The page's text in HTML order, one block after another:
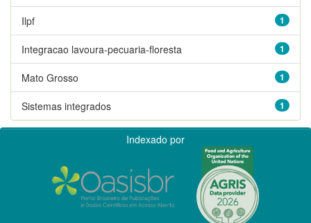
1
Ilpf
1
Integracao lavoura-pecuaria-floresta
1
Mato Grosso
1
Sistemas integrados
Indexado por